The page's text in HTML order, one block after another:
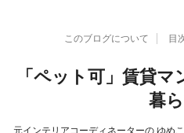
このブログについて 目
「ペット可」賃貸
暮
元インテリアコーディネーターの ゆめ